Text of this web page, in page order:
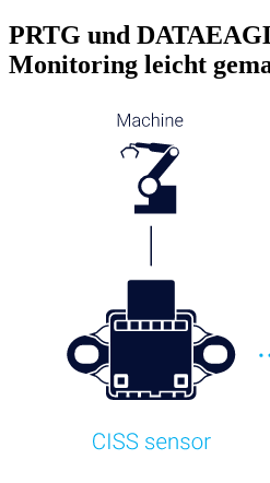
PRTG und
Monitoring leicht